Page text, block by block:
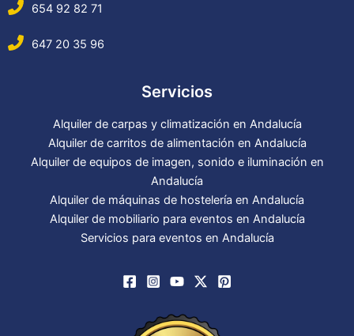
654 92 82 71
647 20 35 96
Servicios
Alquiler de carpas y climatización en Andalucía
Alquiler de carritos de alimentación en Andalucía
Alquiler de equipos de imagen, sonido e iluminación en
Andalucía
Alquiler de máquinas de hostelería en Andalucía
Alquiler de mobiliario para eventos en Andalucía
Servicios para eventos en Andalucía